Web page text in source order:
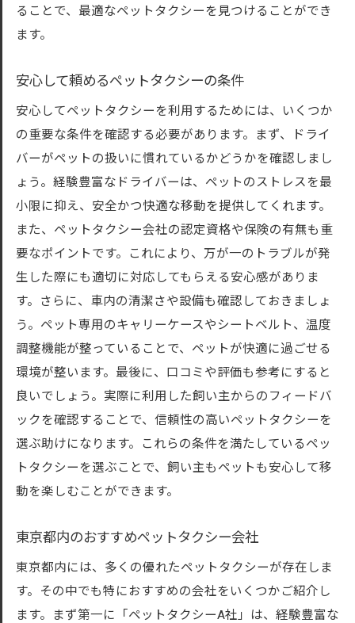
ることで、最適なペットタクシーを見つけることができ
ます。
安心して頼めるペットタクシーの条件
安心してペットタクシーを利用するためには、いくつか
の重要な条件を確認する必要があります。まず、ドライ
バーがペットの扱いに慣れているかどうかを確認しまし
ょう。経験豊富なドライバーは、ペットのストレスを最
小限に抑え、安全かつ快適な移動を提供してくれます。
また、ペットタクシー会社の認定資格や保険の有無も重
要なポイントです。これにより、万が一のトラブルが発
生した際にも適切に対応してもらえる安心感がありま
す。さらに、車内の清潔さや設備も確認しておきましょ
う。ペット専用のキャリーケースやシートベルト、温度
調整機能が整っていることで、ペットが快適に過ごせる
環境が整います。最後に、口コミや評価も参考にすると
良いでしょう。実際に利用した飼い主からのフィードバ
ックを確認することで、信頼性の高いペットタクシーを
選ぶ助けになります。これらの条件を満たしているペッ
トタクシーを選ぶことで、飼い主もペットも安心して移
動を楽しむことができます。
東京都内のおすすめペットタクシー会社
東京都内には、多くの優れたペットタクシーが存在しま
す。その中でも特におすすめの会社をいくつかご紹介し
ます。まず第一に「ペットタクシーA社」は、経験豊富な